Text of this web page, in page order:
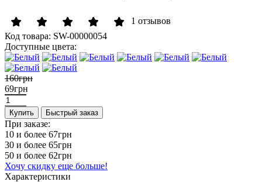
1 отзывов
Код товара: SW-00000054
Доступные цвета:
160грн
69грн
Купить Быстрый заказ
При заказе:
10 и более 67грн
30 и более 65грн
50 и более 62грн
Хочу скидку еще больше!
Характеристики